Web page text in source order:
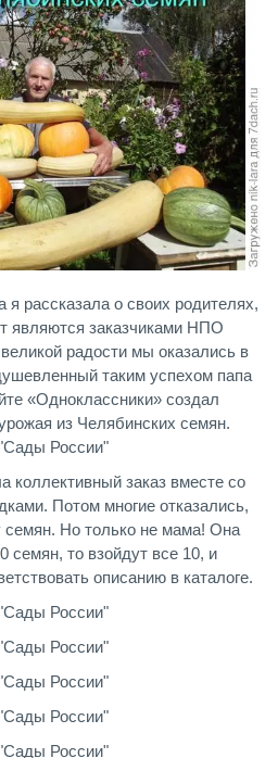
я рассказала о своих родителях,
являются заказчиками НПО
радости мы оказались в
таким успехом папа
«Одноклассники» создал
из Челябинских семян.
заказ вместе со
Потом многие отказались,
семян. Но только не мама! Она
семян, то взойдут все 10, и
описанию в каталоге.